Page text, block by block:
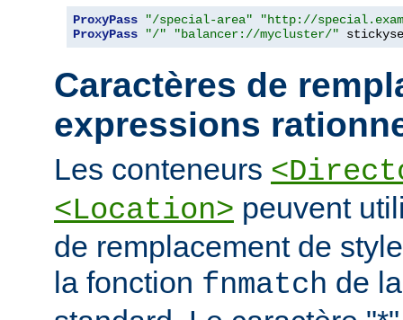
ProxyPass "/special-area"
"http://
ProxyPass
"/" "balancer://mycluster/"
Caractères de
expressions
Les conteneurs
<Location> peuvent
de remplacement de
la fonction fnmatch de